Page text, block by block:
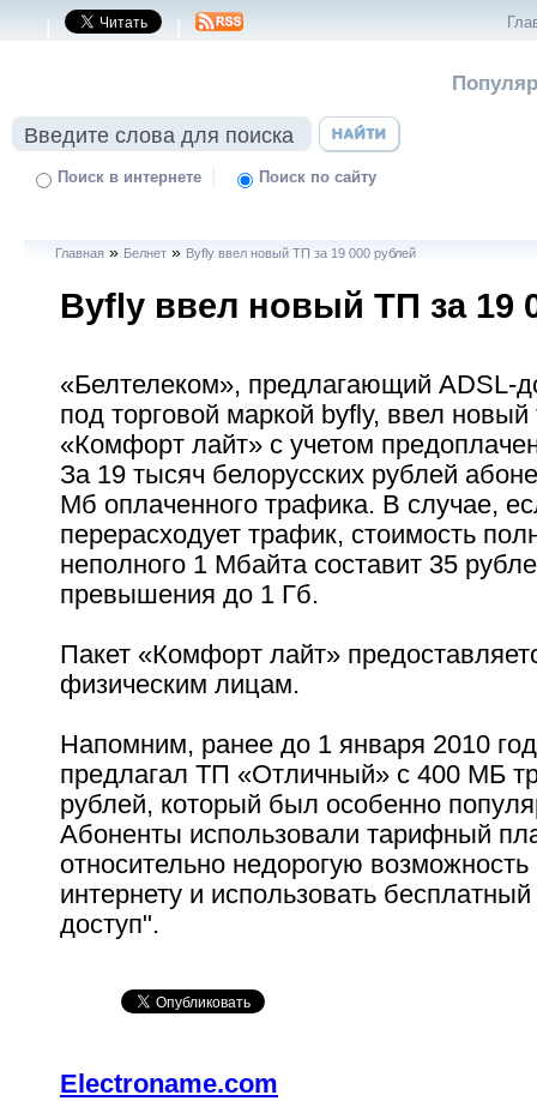
| |
Поиск в интернете | Поиск по сайту
Главная » Белнет » Byfly ввел новый ТП за 19 000 рублей
Byfly ввел новый ТП за 19
«Белтелеком», предлагающий ADSL-
под торговой маркой byfly, ввел
«Комфорт лайт» с учетом
За 19 тысяч белорусских рублей
Мб оплаченного трафика. В случае,
перерасходует трафик, стоимость
неполного 1 Мбайта составит 35
превышения до 1 Гб.
Пакет «Комфорт лайт»
физическим лицам.
Напомним, ранее до 1 января 2010
предлагал ТП «Отличный» с 400 МБ
рублей, который был особенно
Абоненты использовали тарифный
относительно недорогую
интернету и использовать бесплатный
доступ".
Electroname.com